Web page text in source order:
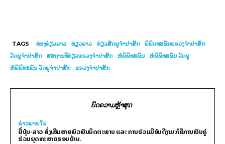
TAGS ທ່ອງທ່ຽວລາວ ທ່ຽວລາວ ທ່ຽວສັດພູຈຳປາສັກ
ພິພິດທະພັນແຂວງຈຳປາສັກ
ວັດພູຈຳປາສັກ
ສະຖານທີ່ທ່ຽວແຂວງຈຳປາສັກ ຫໍພິພິທະພັນ
ຫໍພິພິທະພັນ ວັດພູ
ຫໍພິພິທະພັນ ວັດພູຈຳປາສັກ
ແຂວງຈຳປາສັກ
ບົດຄວາມຫຼ້າສຸດ
ຂ່າວພາຍ​ໃນ
ຍີ່ປຸ່ນ-ລາວ ສົ່ງເສີມສາຍພົວພັນມິດຕະພາບ ແລະ ການຮ່ວມມືອັນດີງາມ ກໍຄືການເປັນຄູ່
ຮ່ວມຍຸດທະສາດຮອບດ້ານ.